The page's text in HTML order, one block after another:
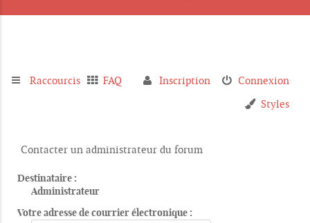
Raccourcis FAQ Connexion
Inscription
Styles
Contacter un administrateur du forum
Destinataire :
Administrateur
Votre adresse de courrier électronique :